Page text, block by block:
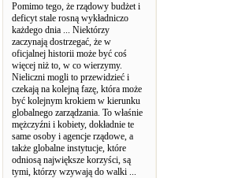
Pomimo tego, że rządowy budżet i
deficyt stale rosną wykładniczo
każdego dnia ... Niektórzy
zaczynają dostrzegać, że w
oficjalnej historii może być coś
więcej niż to, w co wierzymy.
Nieliczni mogli to przewidzieć i
czekają na kolejną fazę, która może
być kolejnym krokiem w kierunku
globalnego zarządzania. To właśnie
mężczyźni i kobiety, dokładnie te
same osoby i agencje rządowe, a
także globalne instytucje, które
odniosą największe korzyści, są
tymi, którzy wzywają do walki ...